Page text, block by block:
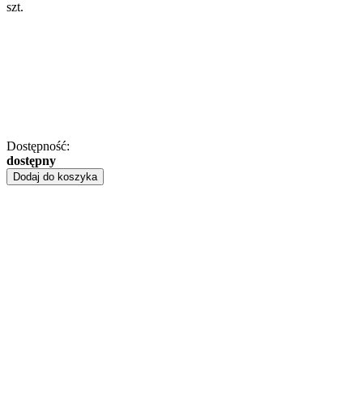
szt.
Dostępność:
dostępny
Dodaj do koszyka